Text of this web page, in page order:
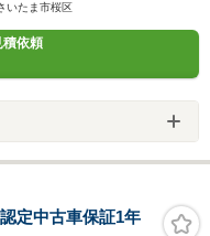
いたま市桜区
積依頼
定中古車保証1年